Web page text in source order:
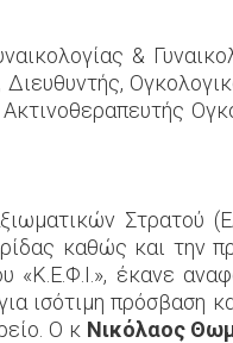
&
Στρατού
καθώς και την
«Κ.Ε.Φ.Ι.», έκανε
ισότιμη πρόσβαση
Ο κ Νικόλαος